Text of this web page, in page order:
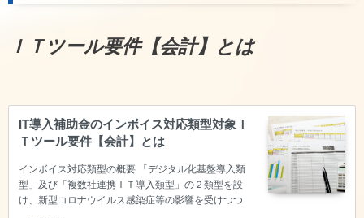
ＩＴツール要件【会計】とは
IT導入補助金のインボイス対応類型対象Ｉ
Ｔツール要件【会計】とは
インボイス対応類型の概要 「デジタル化基盤導入類
型」及び「複数社連携ＩＴ導入類型」の２類型を設
け、新型コロナウイルス感染症等の影響を受けつつ